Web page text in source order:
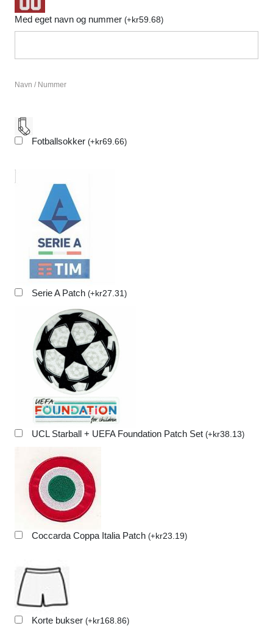
Med eget navn og nummer (+kr59.68)
Navn / Nummer
Fotballsokker (+kr69.66)
Serie A Patch (+kr27.31 )
UCL Starball + UEFA Foundation Patch Set (+kr38.13)
Coccarda Coppa Italia Patch (+kr23.19)
Korte bukser (+kr168.86)